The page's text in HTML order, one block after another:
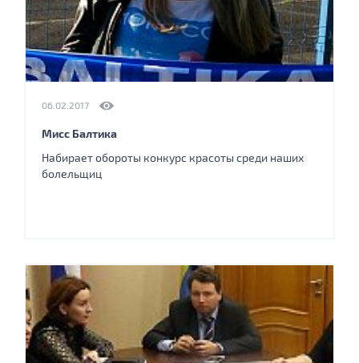
06.02.2017
Мисс Балтика
Набирает обороты конкурс красоты среди наших
болельщиц